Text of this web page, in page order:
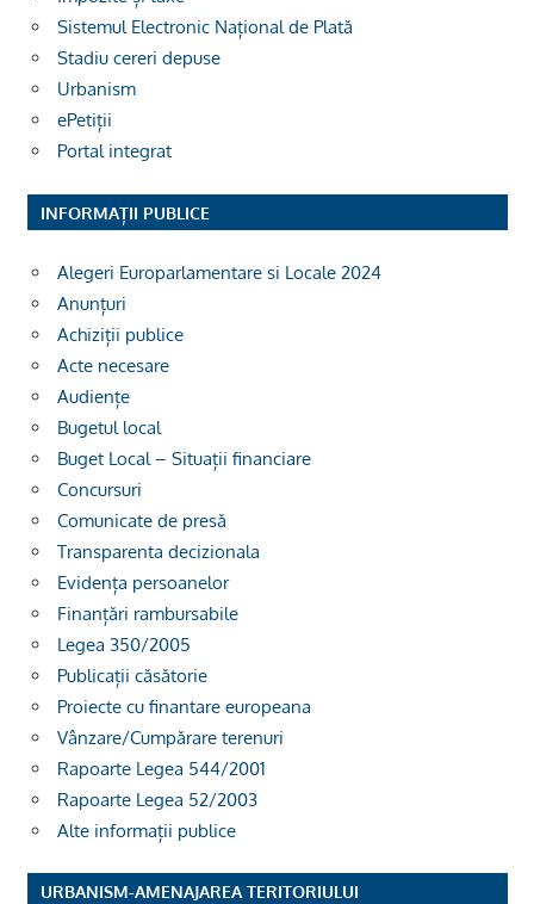
Sistemul Electronic Național de Plată
Stadiu cereri depuse
Urbanism
ePetiții
Portal integrat
INFORMAȚII PUBLICE
Alegeri Europarlamentare si Locale 2024
Anunțuri
Achiziții publice
Acte necesare
Audiențe
Bugetul local
Buget Local – Situații financiare
Concursuri
Comunicate de presă
Transparenta decizionala
Evidența persoanelor
Finanțări rambursabile
Legea 350/2005
Publicații căsătorie
Proiecte cu finantare europeana
Vânzare/Cumpărare terenuri
Rapoarte Legea 544/2001
Rapoarte Legea 52/2003
Alte informații publice
URBANISM-AMENAJAREA TERITORIULUI